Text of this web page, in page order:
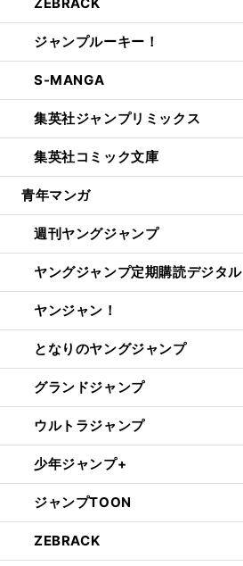
ジャンプルーキー！
S-MANGA
集英社ジャンプリミックス
集英社コミック文庫
青年マンガ
週刊ヤングジャンプ
ヤングジャンプ定期購読デジタル
ヤンジャン！
となりのヤングジャンプ
グランドジャンプ
ウルトラジャンプ
少年ジャンプ+
ジャンプTOON
ZEBRACK